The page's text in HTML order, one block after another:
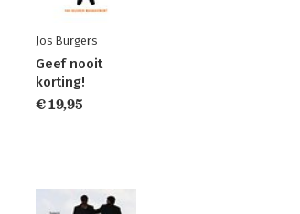
Jos Burgers
Geef nooit
korting!
€ 19,95